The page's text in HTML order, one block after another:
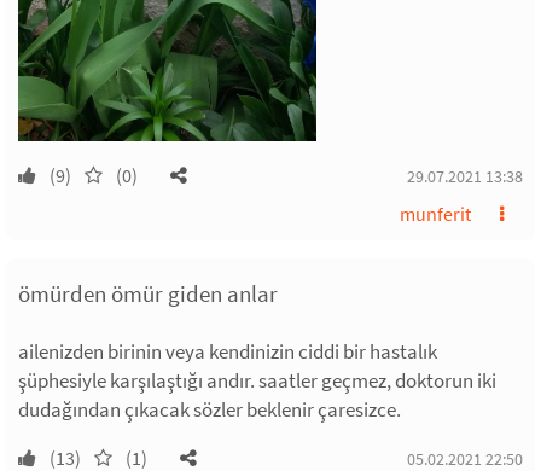
(9) (0) 29.07.2021 13:38
munferit
ömürden ömür giden anlar
ailenizden birinin veya kendinizin ciddi bir hastalık
şüphesiyle karşılaştığı andır. saatler geçmez, doktorun iki
dudağından çıkacak sözler beklenir çaresizce.
(13) (1) 05.02.2021 22:50